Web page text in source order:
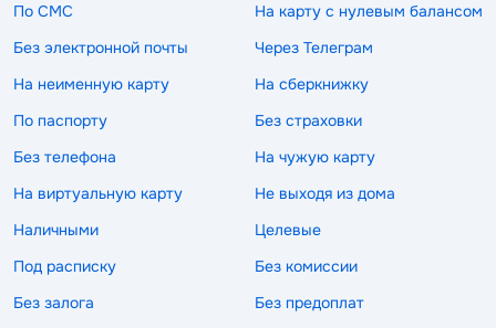
По СМС
На карту с нулевым балансом
Без электронной почты
Через Телеграм
На неименную карту
На сберкнижку
По паспорту
Без страховки
Без телефона
На чужую карту
На виртуальную карту
Не выходя из дома
Наличными
Целевые
Под расписку
Без комиссии
Без залога
Без предоплат